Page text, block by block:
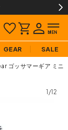
GEAR SALE
ゴッサマーギア ミニ
1/12